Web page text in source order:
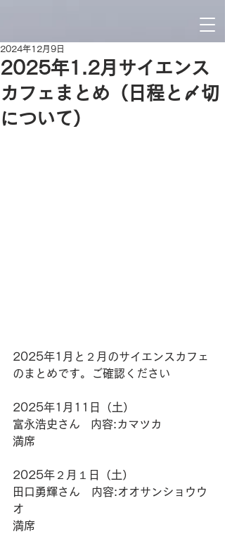
2025年1.2月サイエンス
カフェまとめ（日程と〆切
について）
2024年12月9日
2025年1月と２月のサイエンスカフェ
のまとめです。ご確認ください
2025年1月11日（土）
富永浩史さん   内容:カマツカ
満席
2025年２月１日（土）
田口勇輝さん　内容:オオサンショウウ
オ
満席